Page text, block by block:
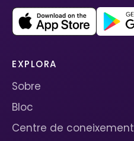
EXPLORA
Sobre
Bloc
Centre de coneixement